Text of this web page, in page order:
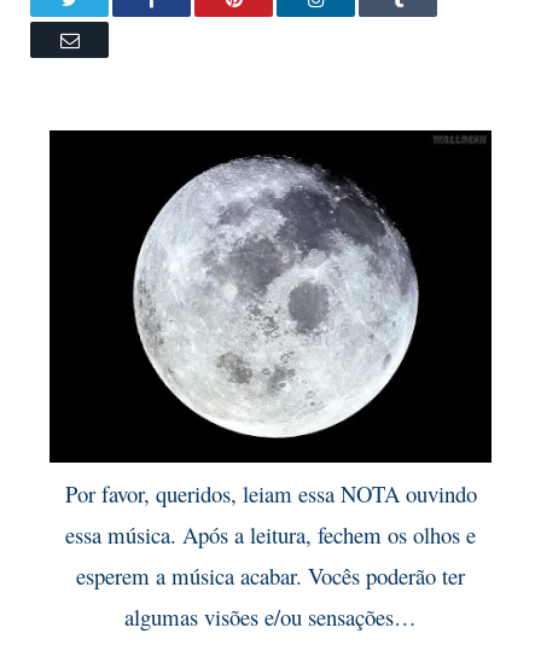
Email
Por favor, queridos, leiam essa NOTA ouvindo
essa música. Após a leitura, fechem os olhos e
esperem a música acabar. Vocês poderão ter
algumas visões e/ou sensações…